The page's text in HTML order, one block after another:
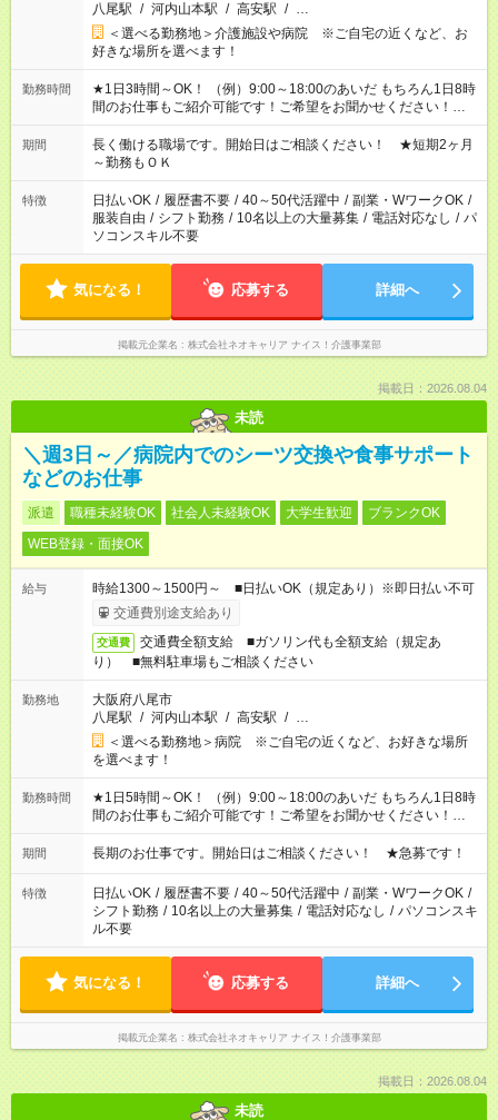
八尾駅 / 河内山本駅 / 高安駅 / …
＜選べる勤務地＞介護施設や病院 ※ご自宅の近くなど、お
好きな場所を選べます！
勤務時間
★1日3時間～OK！ （例）9:00～18:00のあいだ もちろん1日8時
間のお仕事もご紹介可能です！ご希望をお聞かせください！★家
庭の都合でお休みが必要な場合も遠慮なくご相談ください。 ※
週最低15時間以上の勤務が必要です
期間
長く働ける職場です。開始日はご相談ください！ ★短期2ヶ月
～勤務もＯＫ
特徴 日払いOK / 履歴書不要 / 40～50代活躍中 / 副業・WワークOK /
服装自由 / シフト勤務 / 10名以上の大量募集 / 電話対応なし / パ
ソコンスキル不要
気になる！ 応募する 詳細へ
掲載元企業名 株式会社ネオキャリア ナイス！介護事業部
掲載日：2026.08.04
未読
＼週3日～／病院内でのシーツ交換や食事サポート
などのお仕事
派遣 職種未経験OK 社会人未経験OK 大学生歓迎
ブランクOK
WEB登録・面接OK
給与
時給1300～1500円～ ■日払いOK（規定あり）※即日払い不可
交通費別途支給あり
交通費
交通費全額支給 ■ガソリン代も全額支給（規定あ
り） ■無料駐車場もご相談ください
勤務地
大阪府八尾市
八尾駅 / 河内山本駅 / 高安駅 / …
＜選べる勤務地＞病院 ※ご自宅の近くなど、お好きな場所
を選べます！
勤務時間
★1日5時間～OK！ （例）9:00～18:00のあいだ もちろん1日8時
間のお仕事もご紹介可能です！ご希望をお聞かせください！★家
庭の都合でお休みが必要な場合も遠慮なくご相談ください。 ※
週最低15時間以上の勤務が必要です
期間 長期のお仕事です。開始日はご相談ください！ ★急募です！
特徴 日払いOK / 履歴書不要 / 40～50代活躍中 / 副業・WワークOK /
シフト勤務 / 10名以上の大量募集 / 電話対応なし / パソコンスキ
ル不要
気になる！ 応募する 詳細へ
掲載元企業名 株式会社ネオキャリア ナイス！介護事業部
掲載日：2026.08.04
未読